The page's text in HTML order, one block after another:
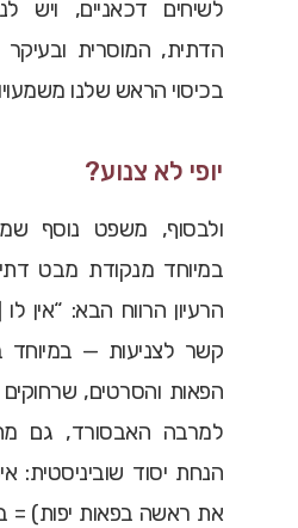
לשיחים דכאניים, ויש
הדתית, המוסרית ובעיקר
בכיסוי הראש שלנו
יופי לא צנוע?
ולבסוף, משפט נוסף
במיוחד מנקודת מבט
הרעיון הרווח הבא: “אין
קשר לצניעות — במיוחד
הפאות והסרטים, שרחוקים
למרבה האבסורד, גם
הנחת יסוד
את ראשה בפאות יפות) =